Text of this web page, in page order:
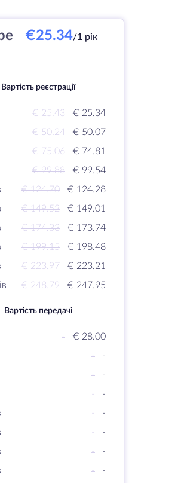
€25.34/1 рік
Вартість реєстрації
€ 25.43
€ 25.34
€ 50.24
€ 50.07
€ 75.06
€ 74.81
€ 99.88
€ 99.54
€ 124.70
€ 124.28
€ 149.52
€ 149.01
€ 174.33
€ 173.74
€ 199.15
€ 198.48
€ 223.97
€ 223.21
€ 248.79 € 247.95
Вартість передачі
-
€ 28.00
-
-
-
-
-
-
-
-
-
-
-
-
-
-